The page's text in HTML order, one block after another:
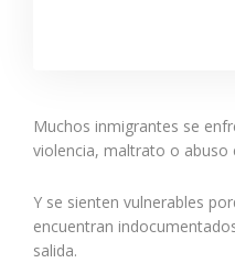
Muchos inmigrantes se
violencia, maltrato o abuso
Y se sienten vulnerables
encuentran
salida.